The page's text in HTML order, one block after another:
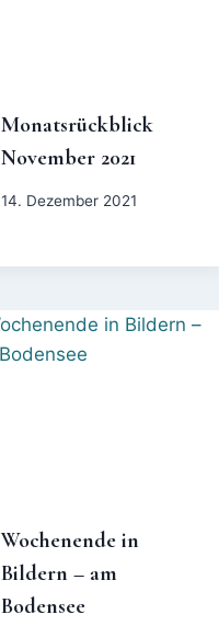
Monatsrückblick
November 2021
14. Dezember 2021
Wochenende in
Bildern – am
Bodensee